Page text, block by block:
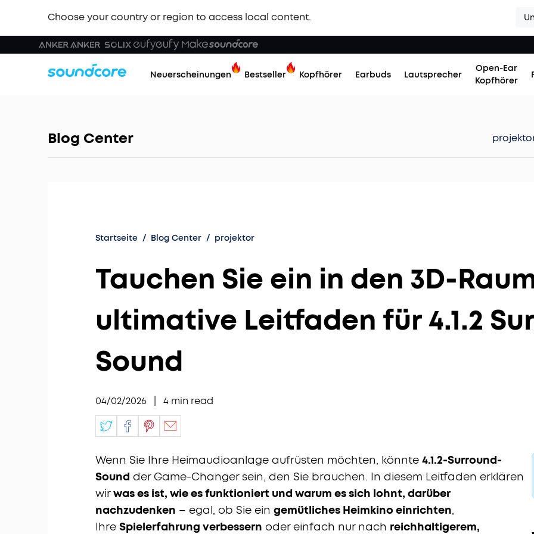
Choose your country or region to access local content.
Neuerscheinungen Bestseller Kopfhörer Earbuds Lautsprecher
Open-Ear
Kopfhörer
Blog Center
Startseite / Blog Center / projektor
Tauchen Sie ein in den 3D-
ultimative Leitfaden für 4.1.2
Sound
04/02/2026 4 min read
Wenn Sie Ihre Heimaudioanlage aufrüsten möchten, könnte 4.1.2-Surround-
Sound der Game-Changer sein, den Sie brauchen. In diesem Leitfaden erklären
wir was es ist, wie es funktioniert und warum es sich lohnt, darüber
nachzudenken – egal, ob Sie ein gemütliches Heimkino einrichten,
Ihre Spielerfahrung verbessern oder einfach nur nach reichhaltigerem,